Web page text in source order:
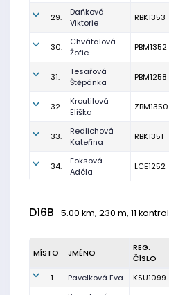
29.
Daňková
Viktorie
RBK1353
30.
Chvátalová
Žofie
PBM1352
31.
Tesařová
Štěpánka
PBM1258
32.
Kroutilová
Eliška
ZBM1350
33.
Redlichová
Kateřina
RBK1351
34.
Foksová
Adéla
LCE1252
D16B 5.00 km, 230 m, 11 kontrol
MÍSTO JMÉNO
REG.
ČÍSLO
1. Pavelková Eva KSU1099